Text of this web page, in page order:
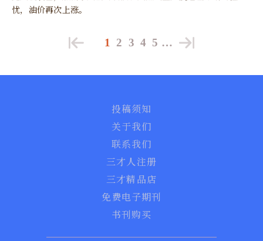
忧，油价再次上涨。
1 2 3 4 5 …
投稿须知
关于我们
联系我们
三才人注册
三才精品店
免费电子期刊
书刊购买